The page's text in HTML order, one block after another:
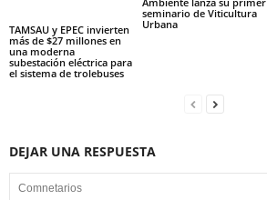
TAMSAU y EPEC invierten
más de $27 millones en
una moderna
subestación eléctrica para
el sistema de trolebuses
seminario de Viticultura
Urbana
DEJAR UNA RESPUESTA